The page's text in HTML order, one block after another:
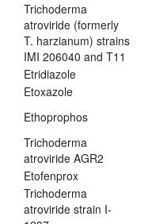
Trichoderma
atroviride (formerly
T. harzianum) strains
IMI 206040 and T11
Etridiazole
Etoxazole
Ethoprophos
Trichoderma
atroviride AGR2
Etofenprox
Trichoderma
atroviride strain I-